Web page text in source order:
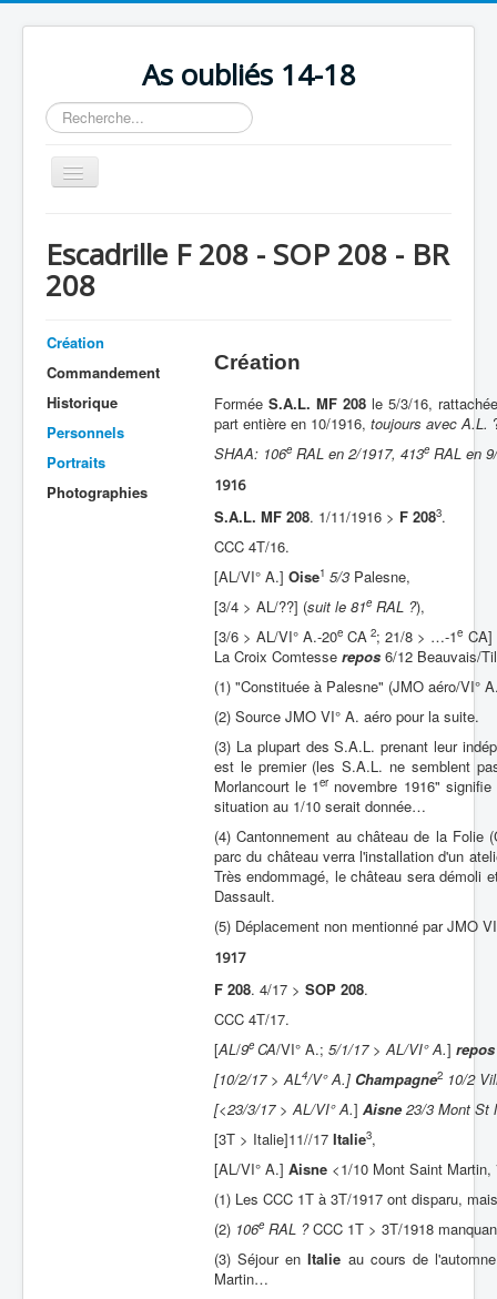
As oubliés 14-18
Rechercher
Basculer
la
Chronologie
Escadrilles
Organisation
Avions
Personnels
Formation
Doctrines
Escadrille F 208 - SOP 208 - BR
208
Création
Commandement
Historique
Personnels
Portraits
Photographies
Création
Formée S.A.L. MF 208le 5/3/16,
part entière en 10/1916, toujours avec A.L.
SHAA: 106e RAL en 2/1917, 413e RAL en
1916
S.A.L. MF 208. 1/11/1916 > F 2083.
CCC 4T/16.
[AL/VI° A.] Oise1 5/3 Palesne,
[3/4 > AL/??] (suit le 81e RAL ?),
[3/6 > AL/VI° A.-20e CA 2; 21/8 > …-1e CA]
La Croix Comtesse repos 6/12 Beauvais/
(1) "Constituée à Palesne" (JMO aéro/VI°
(2) Source JMO VI° A. aéro pour la suite.
(3) La plupart des S.A.L. prenant leur
est le premier (les S.A.L. ne semblent
Morlancourt le 1er novembre 1916"
situation au 1/10 serait donnée…
(4) Cantonnement au château de la Folie
parc du château verra l'installation d'un
Très endommagé, le château sera démoli
Dassault.
(5) Déplacement non mentionné par JMO
1917
F 208. 4/17 > SOP 208.
CCC 4T/17.
[AL/9e CA/VI° A.; 5/1/17 > AL/VI° A.] repos
[10/2/17 > AL4/V° A.] Champagne2 10/2
[<23/3/17 > AL/VI° A.] Aisne 23/3 Mont St
[3T > Italie]11//17 Italie3,
[AL/VI° A.] Aisne <1/10 Mont Saint
(1) Les CCC 1T à 3T/1917 ont disparu,
(2) 106e RAL ?CCC 1T > 3T/1918
(3) Séjour enItalie au cours de
Martin…